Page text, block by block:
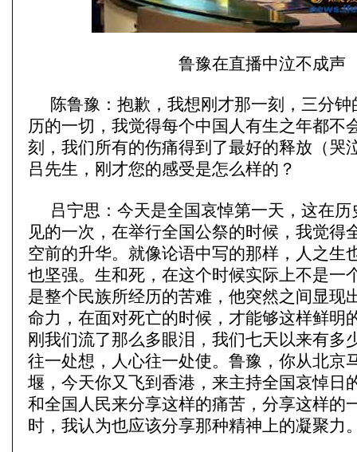
鲁豫在直播中泣不成声
陈鲁豫：抱歉，我想刚才那一刻，三分
历的一切，我觉得每个中国人有生之年都不
刻，我们所有的伤痛得到了最好的释放（哭
吕先生，刚才您的感受是怎么样的？
吕宁思：今天是全国哀悼第一天，这在
见的一次，在举行全国公祭的时候，我觉得
空前的升华。就像论语中写的那样，人之生
也坚强。生和死，在这个时候实际上不是一
是整个民族所经历的苦难，他突然之间显现
命力，在面对死亡的时候，才能够这样鲜明
刚我们流了那么多眼泪，我们七天以来有多
往一处想，人心往一处使。鲁豫，你从北京
堰，今天你又飞到香港，来主持全国哀悼日
和全国人民来分享这样的痛苦，分享这样的
时，我认为也应该分享那种精神上的凝聚力